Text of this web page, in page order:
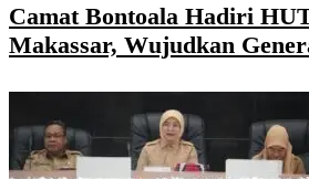
Camat Bontoala Hadiri
Makassar, Wujudkan